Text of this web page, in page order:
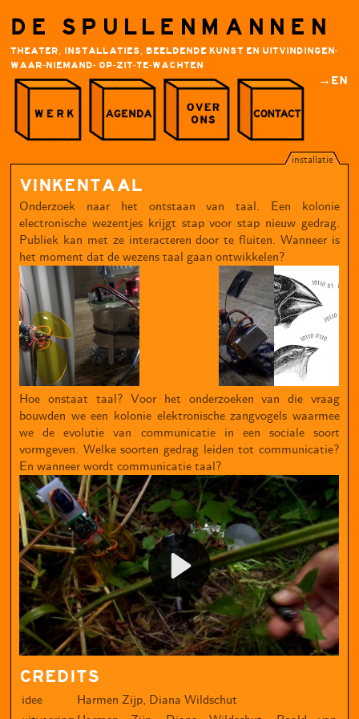
DE SPULLENMANNEN
THEATER, INSTALLATIES, BEELDENDE KUNST EN UITVINDINGEN-
WAAR-NIEMAND- OP-ZIT-TE-WACHTEN
→EN
installatie
VINKENTAAL
Onderzoek naar het ontstaan van taal. Een kolonie
electronische wezentjes krijgt stap voor stap nieuw gedrag.
Publiek kan met ze interacteren door te fluiten. Wanneer is
het moment dat de wezens taal gaan ontwikkelen?
Hoe onstaat taal? Voor het onderzoeken van die vraag
bouwden we een kolonie elektronische zangvogels waarmee
we de evolutie van communicatie in een sociale soort
vormgeven. Welke soorten gedrag leiden tot communicatie?
En wanneer wordt communicatie taal?
CREDITS
idee
Harmen Zijp, Diana Wildschut